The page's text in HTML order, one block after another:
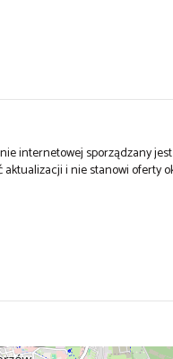
internetowej sporządzany
i nie stanowi oferty